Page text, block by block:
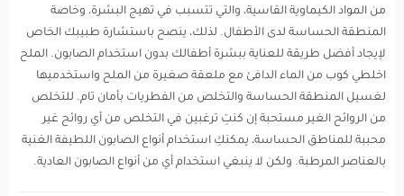
من المواد الكيماوية القاسية، والتي تتسبب في تهيج البشرة، وخاصة
المنطقة الحساسة لدى الأطفال. لذلك، ينصح باستشارة طبيبك الخاص
لإيجاد أفضل طريقة للعناية ببشرة أطفالك بدون استخدام الصابون. الملح
اخلطي كوب من الماء الدافئ مع ملعقة صغيرة من الملح واستخدميها
لغسيل المنطقة الحساسة والتخلص من الفطريات بأمان تام. للتخلص
من الروائح الغير مستحبة إن كنتِ ترغبين في التخلص من أي روائح غير
محببة للمناطق الحساسة، يمكنكِ استخدام أنواع الصابون اللطيفة الغنية
بالعناصر المرطبة. ولكن لا ينبغي استخدام أي من أنواع الصابون العادية.